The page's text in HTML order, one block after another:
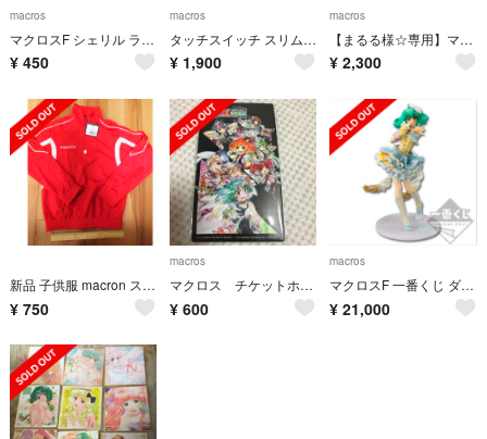
macros
マクロスF シェリル ランカ マクロス 30周年 クリアファイル 超時空展覧会
¥ 450
macros
タッチスイッチ スリムエアクリーナー
¥ 1,900
macros
【まるる様☆専用】マクロスF劇場番 イツワリノウタヒメ サヨナラノツバサ
¥ 2,300
新品 子供服 macron スポーツウェア 3XS
¥ 750
macros
マクロス チケットホルダー
¥ 600
macros
マクロスF 一番くじ ダブルチャンス ランカ・リー スペシャルカラーver.
¥ 21,000